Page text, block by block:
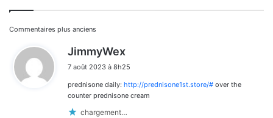
Navigation
dans
les
commentaires
Commentaires plus anciens
JimmyWex
t
:
7 août 2023 à 8h25
prednisone daily: http://prednisone1st.store/# over the
counter prednisone cream
chargement…